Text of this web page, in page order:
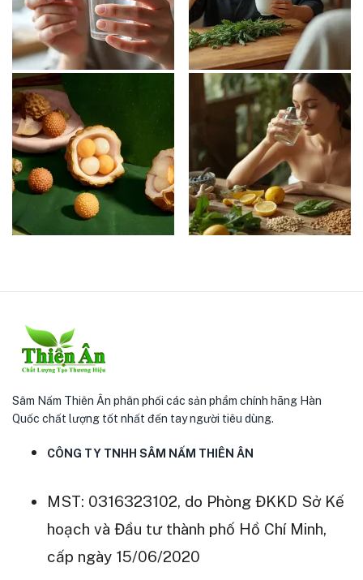
Sâm Nấm Thiên Ân phân phối các sản phẩm chính hãng Hàn
Quốc chất lượng tốt nhất đến tay người tiêu dùng.
CÔNG TY TNHH SÂM NẤM THIÊN ÂN
MST: 0316323102, do Phòng ĐKKD Sở Kế
hoạch và Đầu tư thành phố Hồ Chí Minh,
cấp ngày 15/06/2020